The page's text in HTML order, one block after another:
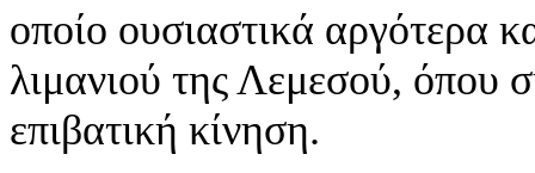
οποίο ουσιαστικά αργότερα
λιμανιού της Λεμεσού, όπου
επιβατική κίνηση.